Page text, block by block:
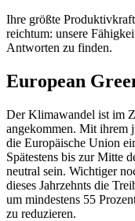
Ihre größte
reichtum: unsere
Antworten zu finden.
European
Der Klima­wandel ist im
angekommen. Mit ihrem
die Europäische Union
Spätestens bis zur Mitte
neutral sein. Wichtiger
dieses Jahrzehnts die
um mindestens 55
zu reduzieren.